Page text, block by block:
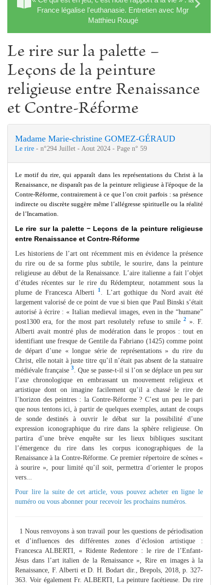
France légalise l'euthanasie. Entretien avec Mgr
Matthieu Rougé
Le rire sur la palette −
Leçons de la peinture
religieuse entre Renaissance
et Contre-Réforme
Madame Marie-christine GOMEZ-GÉRAUD
Le rire - n°294 Juillet - Aout 2024 - Page n° 59
Le motif du rire, qui apparaît dans les représentations du Christ à la
Renaissance, ne disparaît pas de la peinture religieuse à l'époque de la
Contre-Réforme, contrairement à ce que l’on croit parfois : sa présence
indirecte ou discrète suggère même l’allégresse spirituelle ou la réalité
de l’Incarnation.
Le rire sur la palette − Leçons de la peinture religieuse
entre Renaissance et Contre-Réforme
Les historiens de l’art ont récemment mis en évidence la présence
du rire ou de sa forme plus subtile, le sourire, dans la peinture
religieuse au début de la Renaissance. L’aire italienne a fait l’objet
d’études récentes sur le rire du Rédempteur, notamment sous la
plume de Francesca Alberti
1
. L’art gothique du Nord avait été
largement valorisé de ce point de vue si bien que Paul Binski s’était
autorisé à écrire : « Italian medieval images, even in the “humane”
post1300 era, for the most part resolutely refuse to smile 2
». F.
Alberti avait montré plus de modération dans le propos : tout en
identifiant une fresque de Gentile da Fabriano (1425) comme point
de départ d’une « longue série de représentations » du rire du
Christ, elle notait à juste titre qu’il n’était pas absent de la statuaire
médiévale française 3
. Que se passe-t-il si l’on se déplace un peu sur
l’axe chronologique en embrassant un mouvement religieux et
artistique dont on imagine facilement qu’il a chassé le rire de
l’horizon des peintres : la Contre-Réforme ? C’est un peu le pari
que nous tentons ici, à partir de quelques exemples, autant de coups
de sonde destinés à ouvrir le débat sur la possibilité d’une
expression iconographique du rire dans la sphère religieuse. On
partira d’une brève enquête sur les lieux bibliques suscitant
l’émergence du rire dans les corpus iconographiques de la
Renaissance à la Contre-Réforme. Ce premier répertoire de scènes «
à sourire », pour limité qu’il soit, permettra d’orienter le propos
vers...
Pour lire la suite de cet article, vous pouvezacheter en ligne le
numéro ou vous abonner pour recevoir les prochains numéros.
1 Nous renvoyons à son travail pour les questions de périodisation
et d’influences des différentes zones d’éclosion artistique :
Francesca ALBERTI, « Ridente Redentore : le rire de l’Enfant-
Jésus dans l’art italien de la Renaissance », Rire en images à la
Renaissance, F. Alberti et D. H. Bodart dir., Brepols, 2018, p. 327-
363. Voir également Fr. ALBERTI, La peinture facétieuse. Du rire